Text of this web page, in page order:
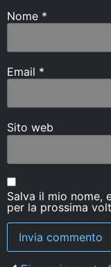
Nome *
Email *
Sito web
Salva il mio nome,
per la prossima